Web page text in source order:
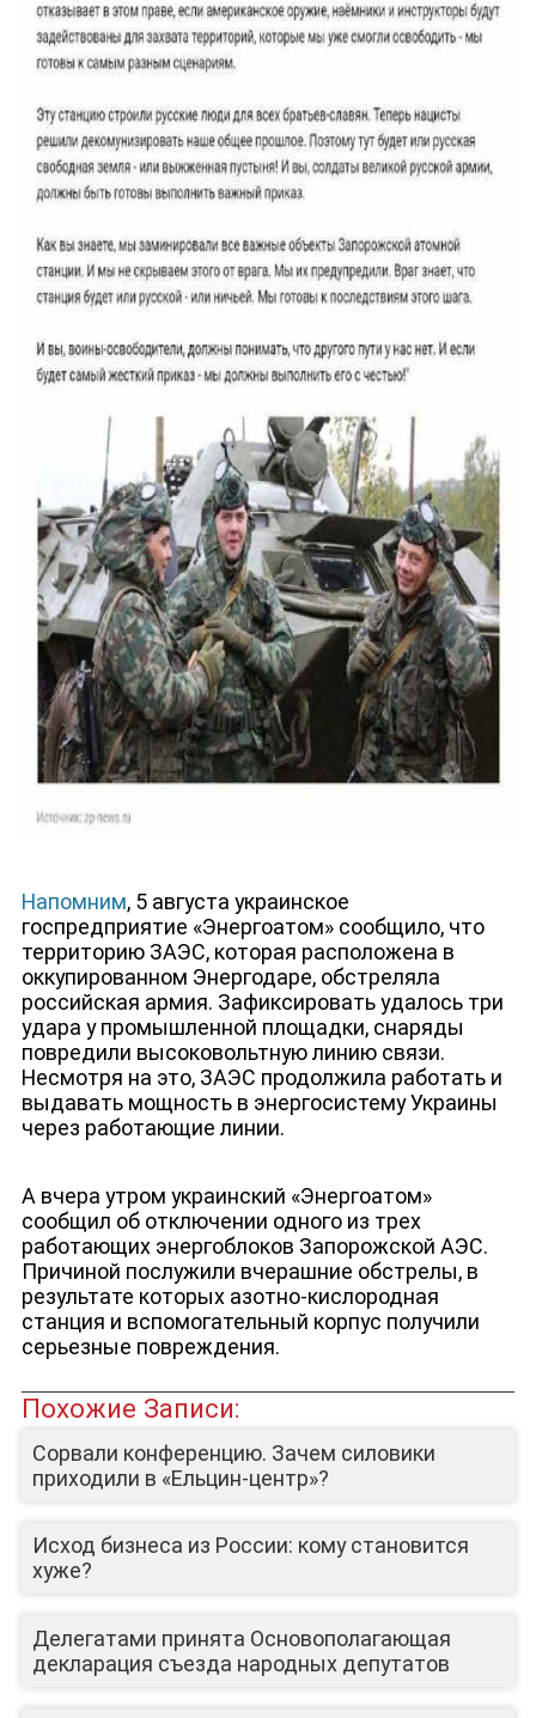
ЮТУБ-КАНАЛ
ЛИЦА КАНАЛА
Напомним, 5 августа украинское
госпредприятие «Энергоатом» сообщило, что
территорию ЗАЭС, которая расположена в
оккупированном Энергодаре, обстреляла
российская армия. Зафиксировать удалось три
удара у промышленной площадки, снаряды
повредили высоковольтную линию связи.
Несмотря на это, ЗАЭС продолжила работать и
выдавать мощность в энергосистему Украины
через работающие линии.
А вчера утром украинский «Энергоатом»
сообщил об отключении одного из трех
работающих энергоблоков Запорожской АЭС.
Причиной послужили вчерашние обстрелы, в
результате которых азотно-кислородная
станция и вспомогательный корпус получили
серьезные повреждения.
Похожие Записи:
Сорвали конференцию. Зачем силовики
приходили в «Ельцин-центр»?
Исход бизнеса из России: кому становится
хуже?
Делегатами принята Основополагающая
декларация съезда народных депутатов